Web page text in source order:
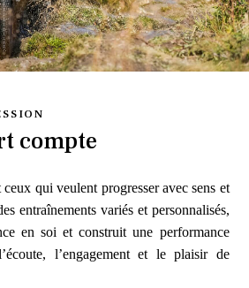
compte
ceux qui veulent progresser avec sens et
entraînements variés et personnalisés,
en soi et construit une performance
l’engagement et le plaisir de